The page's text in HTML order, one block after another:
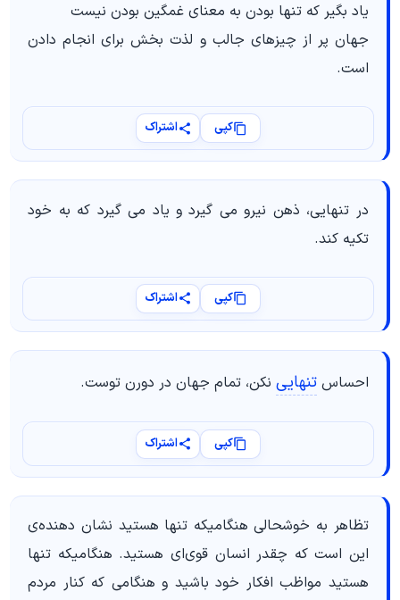
یاد بگیر که تنها بودن به معنای غمگین بودن نیست
جهان پر از چیزهای جالب و لذت بخش برای انجام دادن
است.
کپی اشتراک
در تنهایی، ذهن نیرو می گیرد و یاد می گیرد که به خود
تکیه کند.
کپی اشتراک
احساستنهایی نکن، تمام جهان در دورن توست.
کپی اشتراک
تظاهر به خوشحالی هنگامیکه تنها هستید نشان دهنده‌ی
این است که چقدر انسان قوی‌ای هستید. هنگامیکه تنها
هستید مواظب افکار خود باشید و هنگامی که کنار مردم